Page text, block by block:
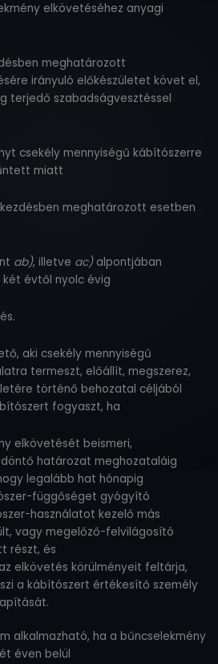
elkövetéséhez anyagi
meghatározott
irányuló előkészületet követ el,
terjedő szabadságvesztéssel
csekély mennyiségű kábítószerre
miatt
meghatározott esetben
ab), illetve ac) alpontjában
évtől nyolc évig
aki csekély mennyiségű
termeszt, előállít, megszerez,
történő behozatal céljából
fogyaszt, ha
elkövetését beismeri,
határozat meghozataláig
legalább hat hónapig
függőséget gyógyító
használatot kezelő más
vagy megelőző-felvilágosító
részt, és
elkövetés körülményeit feltárja,
a kábítószert értékesítő személy
alkalmazható, ha a bűncselekmény
éven belül